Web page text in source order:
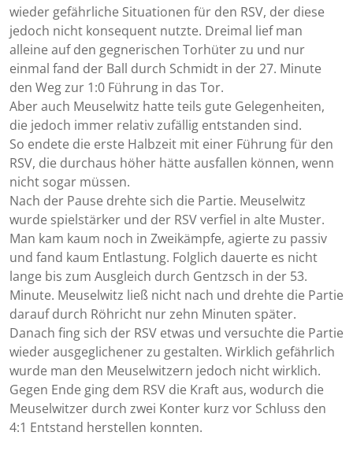
wieder gefährliche Situationen für den RSV, der diese
jedoch nicht konsequent nutzte. Dreimal lief man
alleine auf den gegnerischen Torhüter zu und nur
einmal fand der Ball durch Schmidt in der 27. Minute
den Weg zur 1:0 Führung in das Tor.
Aber auch Meuselwitz hatte teils gute Gelegenheiten,
die jedoch immer relativ zufällig entstanden sind.
So endete die erste Halbzeit mit einer Führung für den
RSV, die durchaus höher hätte ausfallen können, wenn
nicht sogar müssen.
Nach der Pause drehte sich die Partie. Meuselwitz
wurde spielstärker und der RSV verfiel in alte Muster.
Man kam kaum noch in Zweikämpfe, agierte zu passiv
und fand kaum Entlastung. Folglich dauerte es nicht
lange bis zum Ausgleich durch Gentzsch in der 53.
Minute. Meuselwitz ließ nicht nach und drehte die Partie
darauf durch Röhricht nur zehn Minuten später.
Danach fing sich der RSV etwas und versuchte die Partie
wieder ausgeglichener zu gestalten. Wirklich gefährlich
wurde man den Meuselwitzern jedoch nicht wirklich.
Gegen Ende ging dem RSV die Kraft aus, wodurch die
Meuselwitzer durch zwei Konter kurz vor Schluss den
4:1 Entstand herstellen konnten.